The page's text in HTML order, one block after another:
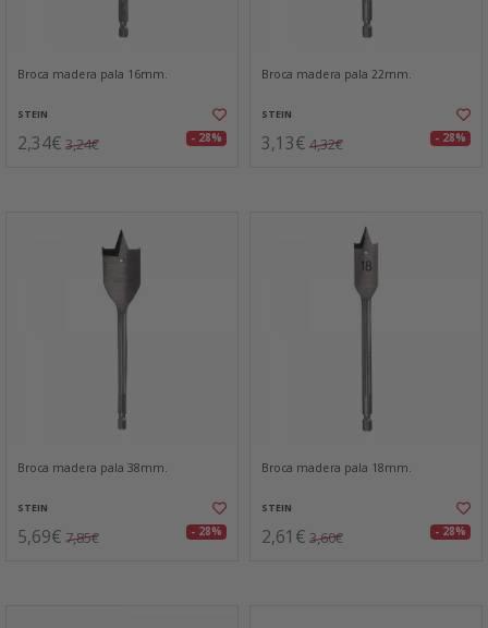
Broca madera pala 16mm.
STEIN
2,34€ 3,24€ - 28%
Broca madera pala 22mm.
STEIN
3,13€ 4,32€ - 28%
Broca madera pala 38mm.
STEIN
5,69€ 7,85€ - 28%
Broca madera pala 18mm.
STEIN
2,61€ 3,60€ - 28%